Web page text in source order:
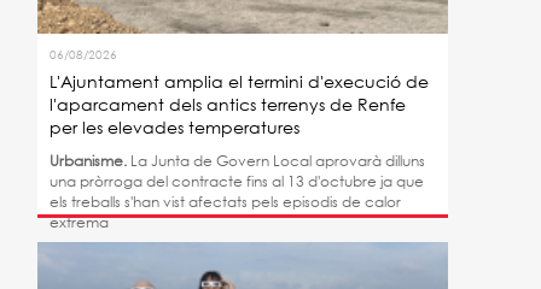
06/08/2026
L'Ajuntament amplia el termini d'execució de
l'aparcament dels antics terrenys de Renfe
per les elevades temperatures
Urbanisme. La Junta de Govern Local aprovarà dilluns
una pròrroga del contracte fins al 13 d'octubre ja que
els treballs s'han vist afectats pels episodis de calor
extrema